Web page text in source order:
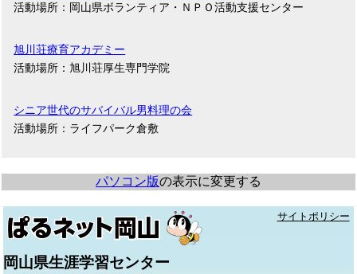
活動場所：岡山県ボランティア・ＮＰＯ活動支援センター
旭川荘療育アカデミー
活動場所：旭川荘厚生専門学院
シニア世代のサバイバル男料理の会
活動場所：ライフパーク倉敷
パソコン版の表示に変更する
サイトポリシー
岡山県生涯学習センター